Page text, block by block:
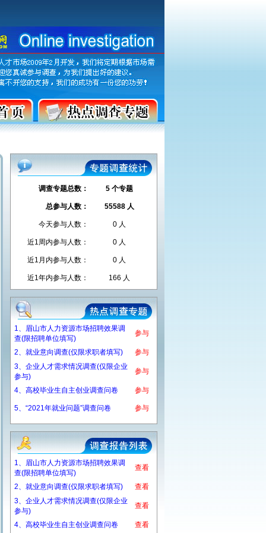
调查专题总数： 5 个专题
总参与人数： 55588 人
今天参与人数： 0 人
近1周内参与人数： 0 人
近1月内参与人数： 0 人
近1年内参与人数： 166 人
1、眉山市人力资源市场招聘效果调
查(限招聘单位填写)
参与
2、就业意向调查(仅限求职者填写)
参与
3、企业人才需求情况调查(仅限企业
参与)
参与
4、高校毕业生自主创业调查问卷 参与
5、“2021年就业问题”调查问卷 参与
1、眉山市人力资源市场招聘效果调
查(限招聘单位填写)
查看
2、就业意向调查(仅限求职者填写)
查看
3、企业人才需求情况调查(仅限企业
参与)
查看
4、高校毕业生自主创业调查问卷 查看